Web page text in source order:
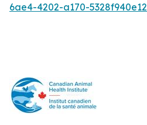
6ae4-4202-a170-